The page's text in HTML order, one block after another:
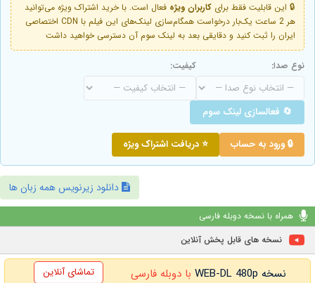
🔒 این قابلیت فقط برای کاربران ویژه فعال است. با خرید اشتراک ویژه می‌توانید
هر 2 ساعت یک‌بار درخواست همگام‌سازی لینک‌های این فیلم با CDN اختصاصی
ایران را ثبت کنید و دقایقی بعد به لینک سوم آن دسترسی خواهید داشت
نوع صدا: کیفیت:
🔄 فعالسازی لینک سوم
🔒 ورود به حساب ⭐ دریافت اشتراک ویژه
دانلود زیرنویس همه زبان ها
همراه با نسخه دوبله فارسی
نسخه های قابل پخش آنلاین
نسخه WEB-DL 480p با دوبله فارسی تماشای آنلاین